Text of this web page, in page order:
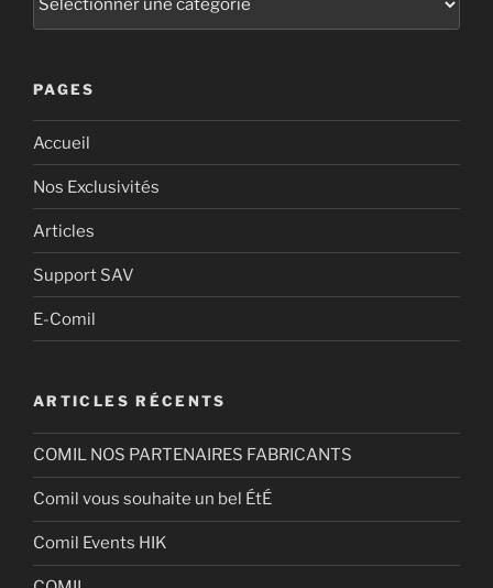
PAGES
Accueil
Nos Exclusivités
Articles
Support SAV
E-Comil
ARTICLES RÉCENTS
COMIL NOS PARTENAIRES FABRICANTS
Comil vous souhaite un bel ÉtÉ
Comil Events HIK